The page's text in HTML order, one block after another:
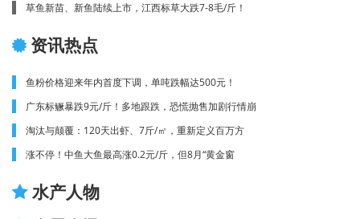
草鱼新苗、新鱼陆续上市，江西标草大跌7-8毛/斤！
资讯热点
鱼粉价格迎来年内首度下调，单吨跌幅达500元！
广东标鳜暴跌9元/斤！多地跟跌，恐慌抛售加剧行情崩
淘汰与颠覆：120天出虾、7斤/㎡，重新定义百万方
涨不停！中鱼大鱼最高涨0.2元/斤，但8月“黄金窗
水产人物